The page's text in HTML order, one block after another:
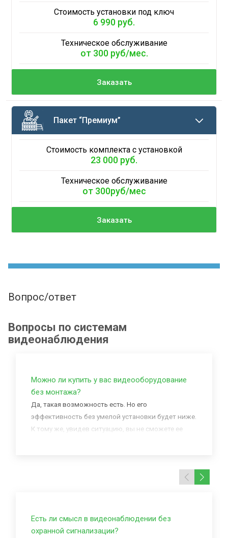
Стоимость установки под ключ
6 990 руб.
Техническое обслуживание
от 300 руб/мес.
Заказать
Пакет “Премиум”
Стоимость комплекта с установкой
23 000 руб.
Техническое обслуживание
от 300руб/мес
Заказать
Вопрос/ответ
Вопросы по системам
видеонаблюдения
Можно ли купить у вас видеооборудование
без монтажа?
Да, такая возможность есть. Но его
эффективность без умелой установки будет ниже.
К тому же, увидев ситуацию, вы не сможете ее
Есть ли смысл в видеонаблюдении без
охранной сигнализации?